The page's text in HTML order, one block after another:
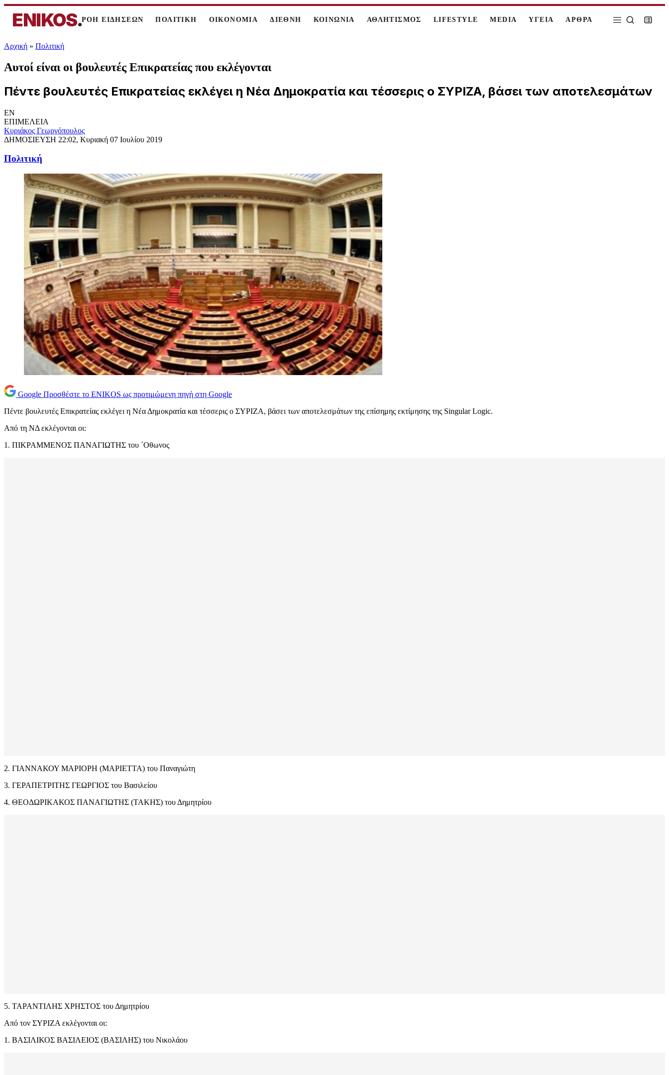
ENIKOS.ΡΟΗ ΕΙΔΗΣΕΩΝ ΠΟΛΙΤΙΚΗ ΟΙΚΟΝΟΜΙΑ ΔΙΕΘΝΗ ΚΟΙΝΩΝΙΑ ΑΘΛΗΤΙΣΜΟΣ LIFESTYLE MEDIA ΥΓΕΙΑ ΑΡΘΡΑ
Αρχική » Πολιτική
Αυτοί είναι οι βουλευτές Επικρατείας που εκλέγονται
Πέντε βουλευτές Επικρατείας εκλέγει η Νέα Δημοκρατία και τέσσερις ο ΣΥΡΙΖΑ, βάσει των αποτελεσμάτων
EN
ΕΠΙΜΕΛΕΙΑ
Κυριάκος Γεωργόπουλος
ΔΗΜΟΣΙΕΥΣΗ 22:02, Κυριακή 07 Ιουλίου 2019
Πολιτική
Google Προσθέστε το ENIKOS ως προτιμώμενη πηγή στη Google
Πέντε βουλευτές Επικρατείας εκλέγει η Νέα Δημοκρατία και τέσσερις ο ΣΥΡΙΖΑ, βάσει των αποτελεσμάτων της επίσημης εκτίμησης της Singular Logic.
Από τη ΝΔ εκλέγονται οι:
1. ΠΙΚΡΑΜΜΕΝΟΣ ΠΑΝΑΓΙΩΤΗΣ του ΄Οθωνος
2. ΓΙΑΝΝΑΚΟΥ ΜΑΡΙΟΡΗ (ΜΑΡΙΕΤΤΑ) του Παναγιώτη
3. ΓΕΡΑΠΕΤΡΙΤΗΣ ΓΕΩΡΓΙΟΣ του Βασιλείου
4. ΘΕΟΔΩΡΙΚΑΚΟΣ ΠΑΝΑΓΙΩΤΗΣ (ΤΑΚΗΣ) του Δημητρίου
5. ΤΑΡΑΝΤΙΛΗΣ ΧΡΗΣΤΟΣ του Δημητρίου
Από τον ΣΥΡΙΖΑ εκλέγονται οι:
1. ΒΑΣΙΛΙΚΟΣ ΒΑΣΙΛΕΙΟΣ (ΒΑΣΙΛΗΣ) του Νικολάου